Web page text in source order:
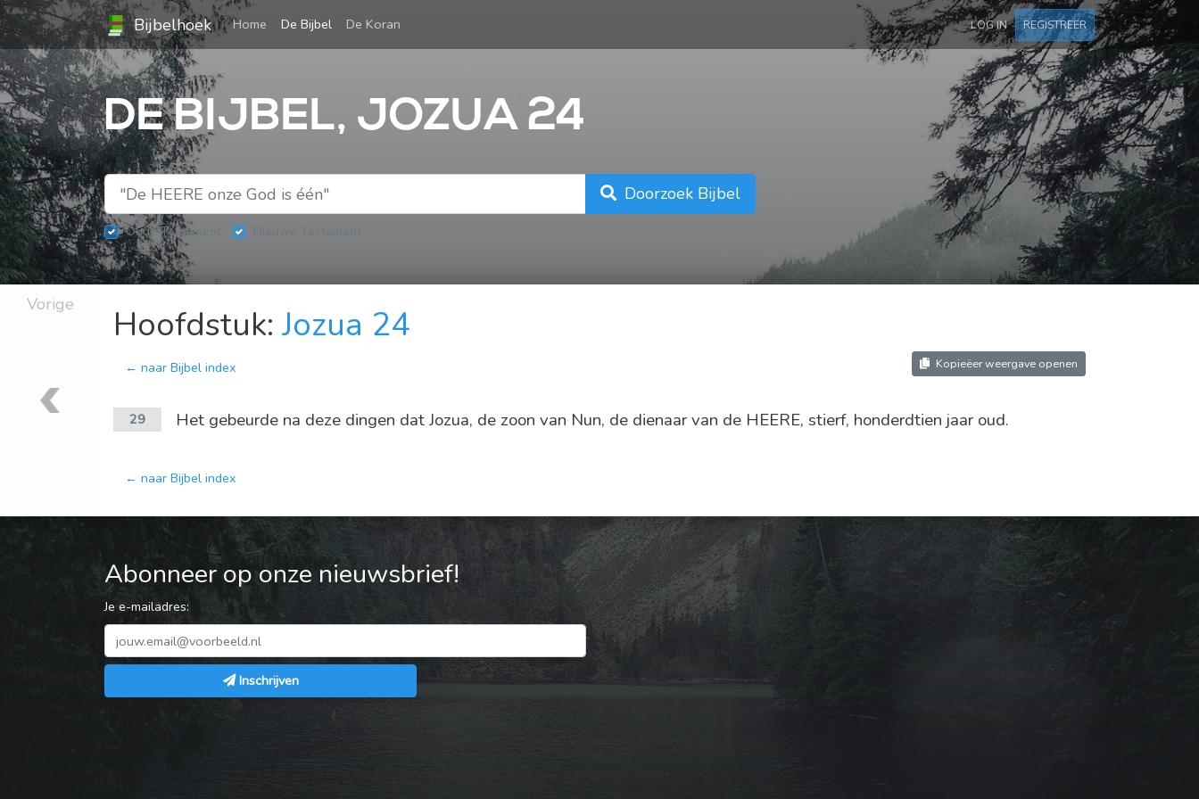
Bijbelhoek Home (current)
De Bijbel De Koran LOG IN REGISTREER
DE BIJBEL, JOZUA 24
Doorzoek Bijbel
Oude Testament
Vorige Hoofdstuk: Jozua 24
← naar Bijbel index Kopieëer weergave openen
29 Het gebeurde na deze dingen dat Jozua, de zoon van Nun, de dienaar van de HEERE, stierf, honderdtien jaar oud.
← naar Bijbel index
Abonneer op onze nieuwsbrief!
Je e-mailadres:
Inschrijven